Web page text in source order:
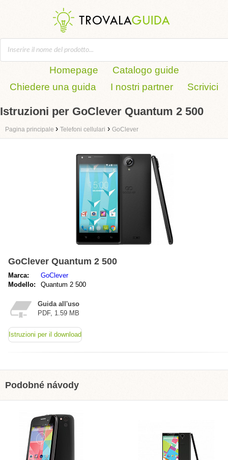
Homepage
Catalogo guide
Chiedere una guida
I nostri partner Scrivici
Istruzioni per GoClever Quantum 2 500
Pagina principale › Telefoni cellulari › GoClever
GoClever Quantum 2 500
Marca:
GoClever
Modello:
Quantum 2 500
Guida all'uso
PDF, 1.59 MB
Istruzioni per il download
Podobné návody